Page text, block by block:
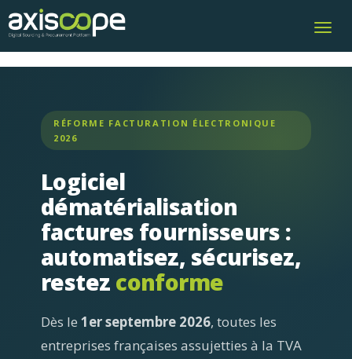
RÉFORME FACTURATION ÉLECTRONIQUE
2026
Logiciel
dématérialisation
factures fournisseurs :
automatisez, sécurisez,
restez conforme
Dès le 1er septembre 2026, toutes les
entreprises françaises assujetties à la TVA